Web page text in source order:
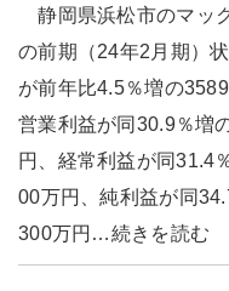
静岡県浜松市のマッ
の前期（24年2月期）
が前年比4.5％増の3589
営業利益が同30.9％増
円、経常利益が同31.4
00万円、純利益が同
300万円…続きを読む